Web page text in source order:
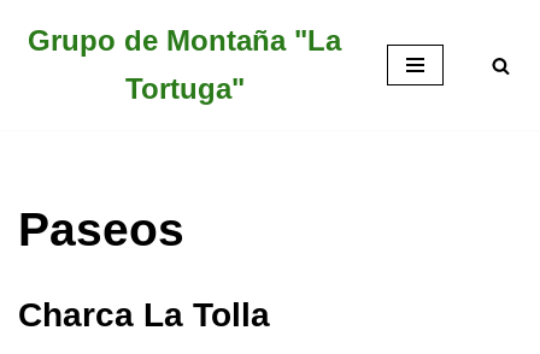
Grupo de Montaña "La
Tortuga"
Paseos
Charca La Tolla